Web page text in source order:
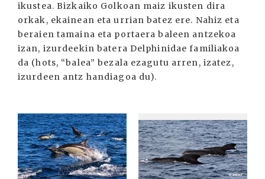
ikustea. Bizkaiko Golkoan maiz ikusten dira
orkak, ekainean eta urrian batez ere. Nahiz eta
beraien tamaina eta portaera baleen antzekoa
izan, izurdeekin batera Delphinidae familiakoa
da (hots, “balea” bezala ezagutu arren, izatez,
izurdeen antz handiagoa du).